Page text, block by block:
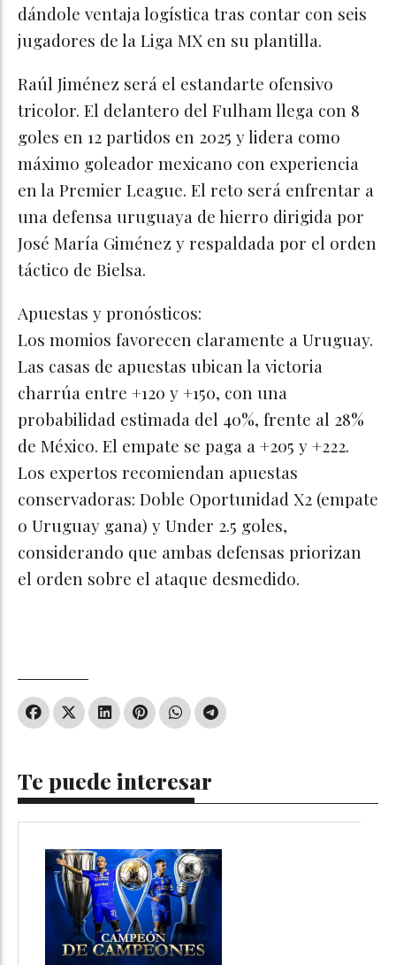
dándole ventaja logística tras contar con seis
jugadores de la Liga MX en su plantilla.
Raúl Jiménez será el estandarte ofensivo
tricolor. El delantero del Fulham llega con 8
goles en 12 partidos en 2025 y lidera como
máximo goleador mexicano con experiencia
en la Premier League. El reto será enfrentar a
una defensa uruguaya de hierro dirigida por
José María Giménez y respaldada por el orden
táctico de Bielsa.
Apuestas y pronósticos:
Los momios favorecen claramente a Uruguay.
Las casas de apuestas ubican la victoria
charrúa entre +120 y +150, con una
probabilidad estimada del 40%, frente al 28%
de México. El empate se paga a +205 y +222.
Los expertos recomiendan apuestas
conservadoras: Doble Oportunidad X2 (empate
o Uruguay gana) y Under 2.5 goles,
considerando que ambas defensas priorizan
el orden sobre el ataque desmedido.
Te puede interesar